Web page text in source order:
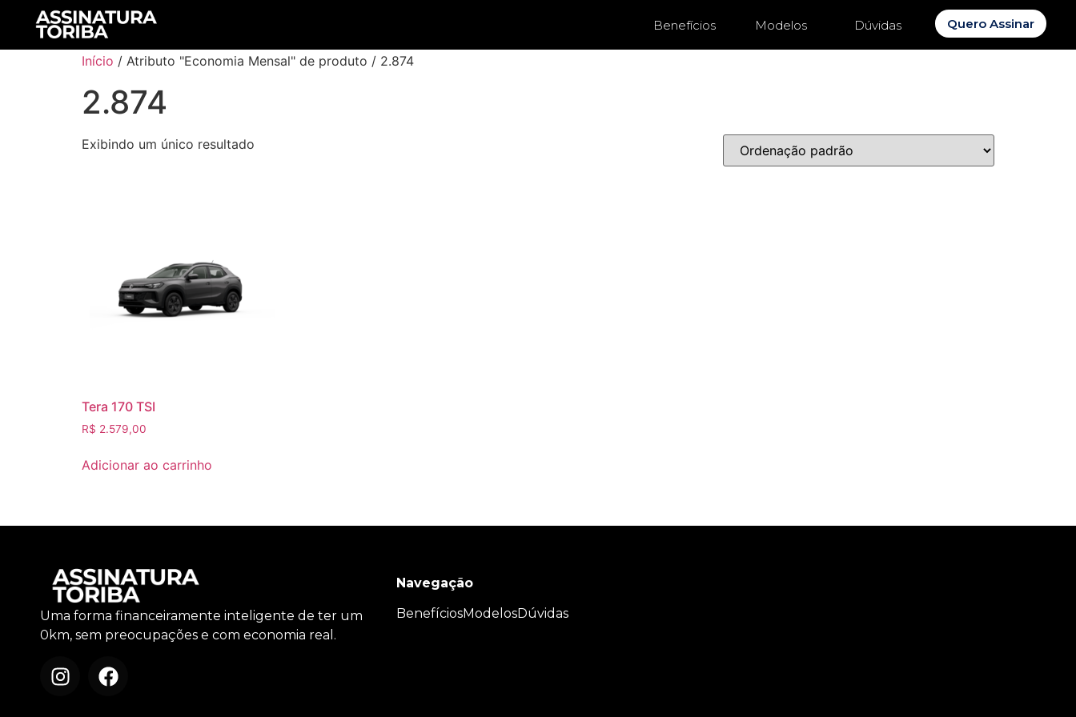
Benefícios Modelos Dúvidas Quero Assinar
Início / Atributo "Economia Mensal" de produto / 2.874
2.874
Exibindo um único resultado
Tera 170 TSI
R$ 2.579,00
Adicionar ao carrinho
Uma forma financeiramente inteligente de ter um
0km, sem preocupações e com economia real.
Navegação
BenefíciosModelosDúvidas